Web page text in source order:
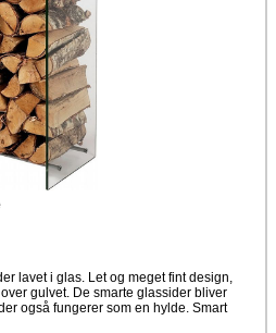
lavet i glas. Let og meget fint design,
gulvet. De smarte glassider bliver
også fungerer som en hylde. Smart